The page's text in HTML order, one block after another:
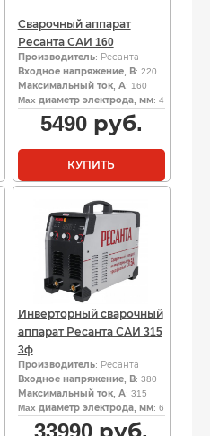
Сварочный аппарат
Ресанта САИ 160
Производитель: Ресанта
Входное напряжение, В: 220
Максимальный ток, А: 160
Max диаметр электрода, мм: 4
5490руб.
КУПИТЬ
Инверторный сварочный
аппарат Ресанта САИ 315
3ф
Производитель: Ресанта
Входное напряжение, В: 380
Максимальный ток, А: 315
Max диаметр электрода, мм: 6
33990 руб.